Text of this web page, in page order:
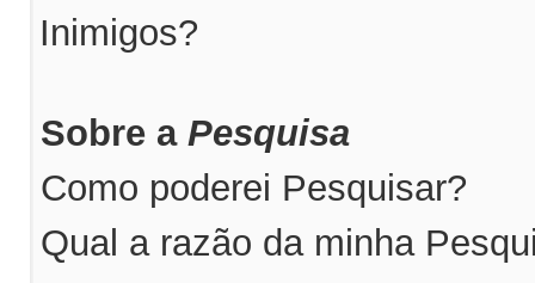
Inimigos?
Sobre a Pesquisa
Como poderei Pesquisar?
Qual a razão da minha